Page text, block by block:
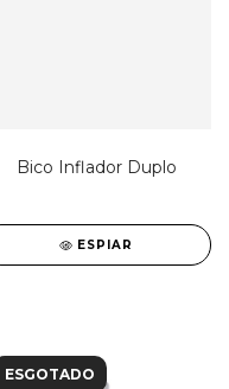
Bico Inflador Duplo
ESPIAR
ESGOTADO